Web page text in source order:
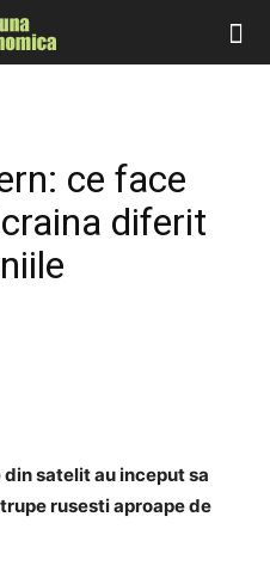
ce face
diferit
satelit au inceput sa
rusesti aproape de